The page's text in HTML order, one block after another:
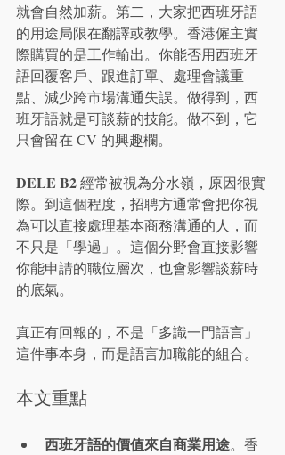
就會自然加薪。第二，大家把西班牙語
的用途局限在翻譯或教學。香港僱主實
際購買的是工作輸出。你能否用西班牙
語回覆客戶、跟進訂單、處理會議重
點、減少跨市場溝通失誤。做得到，西
班牙語就是可談薪的技能。做不到，它
只會留在 CV 的興趣欄。
DELE B2 經常被視為分水嶺，原因很實
際。到這個程度，招聘方通常會把你視
為可以直接處理基本商務溝通的人，而
不只是「學過」。這個分野會直接影響
你能申請的職位層次，也會影響談薪時
的底氣。
真正有回報的，不是「多識一門語言」
這件事本身，而是語言加職能的組合。
本文重點
西班牙語的價值來自商業用途。香